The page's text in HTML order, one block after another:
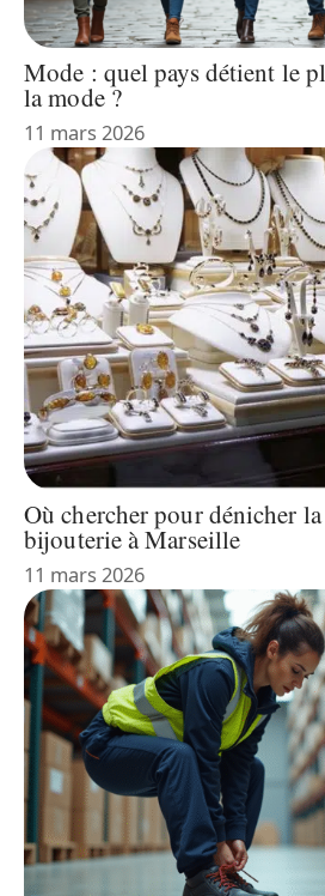
Mode : quel pays détient le
la mode ?
11 mars 2026
Où chercher pour dénicher
bijouterie à Marseille
11 mars 2026